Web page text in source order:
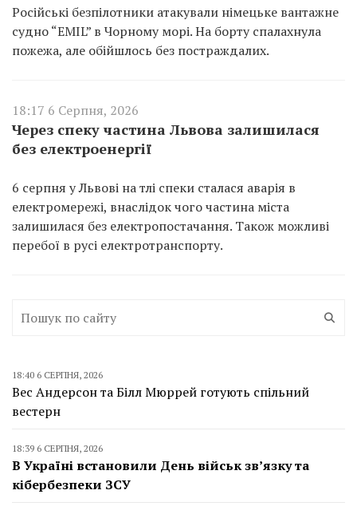
Російські безпілотники атакували німецьке вантажне
судно “EMIL” в Чорному морі. На борту спалахнула
пожежа, але обійшлось без постраждалих.
18:17 6 Серпня, 2026
Через спеку частина Львова залишилася
без електроенергії
6 серпня у Львові на тлі спеки сталася аварія в
електромережі, внаслідок чого частина міста
залишилася без електропостачання. Також можливі
перебої в русі електротранспорту.
18:40 6 СЕРПНЯ, 2026
Вес Андерсон та Білл Мюррей готують спільний
вестерн
18:39 6 СЕРПНЯ, 2026
В Україні встановили День військ зв’язку та
кібербезпеки ЗСУ